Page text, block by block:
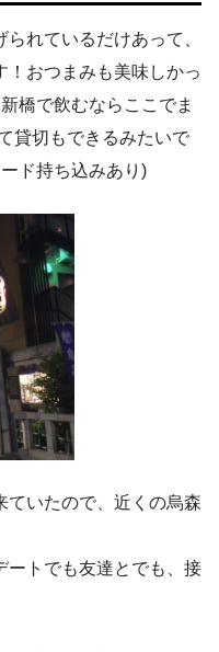
れているだけあって、
！おつまみも美味しかっ
橋で飲むならここでま
貸切もできるみたいで
ド持ち込みあり)
ていたので、近くの烏森
ートでも友達とでも、接